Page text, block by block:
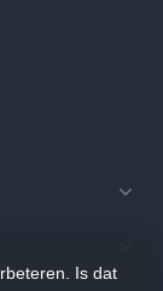
Is dat